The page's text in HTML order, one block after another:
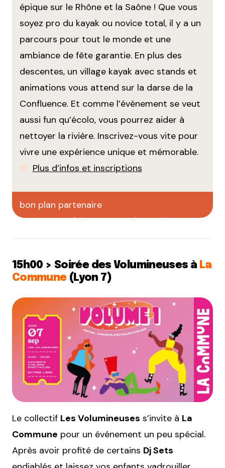
épique sur le Rhône et la Saône ! Que vous
soyez pro du kayak ou novice total, il y a un
parcours pour tout le monde et une
ambiance de fête garantie. En plus des
descentes, un village kayak avec stands et
animations vous attend sur la darse de la
Confluence. Et comme l’événement se veut
aussi fun qu’écolo, vous pourrez aider à
nettoyer la rivière. Inscrivez-vous vite pour
vivre une expérience unique et mémorable.
Plus d’infos et inscriptions
bon plan partenaire
faites votre pub sur CityCrunch
15h00 > Soirée des Volumineuses à La
Commune(Lyon 7)
Le collectif Les Volumineuses s’invite à La
Commune pour un événement un peu spécial.
Après avoir profité de certains Dj Sets